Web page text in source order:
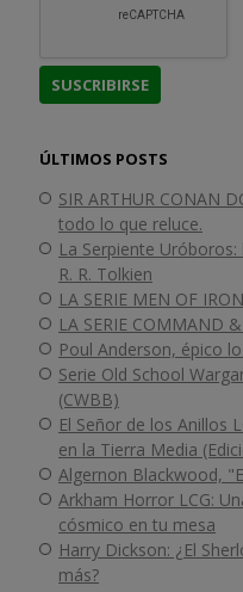
ÚLTIMOS POSTS
SIR ARTHUR CONAN
todo lo que reluce.
La Serpiente
R. R. Tolkien
LA SERIE MEN OF
LA SERIE COMMAND
Poul Anderson, épico
Serie ​Old School
(CWBB)
El Señor de los Anillos
en la Tierra Media
Algernon Blackwood,
Arkham Horror LCG:
cósmico en tu mesa
Harry Dickson: ¿El
más?